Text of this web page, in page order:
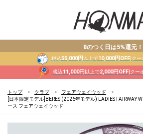
8のつく日は5%還元！
税込55,000円 以上で10,000円OFF|クー
税込11,000円 以上で2,000円OFF|クー
トップ クラブ
フェアウェイウッド
[日本限定モデル]BERES (2026年モデル) LADIES FAIRWAY
ース フェアウェイウッド